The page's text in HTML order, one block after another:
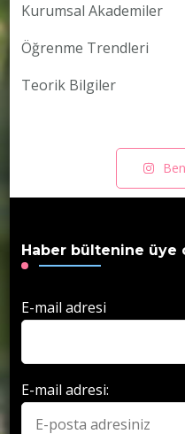
Kurumsal Akademiler
Öğrenme Trendleri
Teorik Bilgiler
Haber bültenine üye
E-mail adresi
E-mail adresi: